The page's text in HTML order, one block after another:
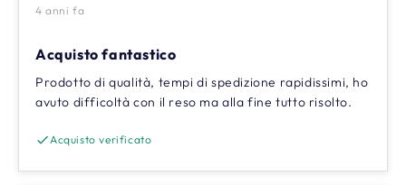
4 anni fa
Acquisto fantastico
Prodotto di qualità, tempi di spedizione rapidissimi, ho
avuto difficoltà con il reso ma alla fine tutto risolto.
Acquisto verificato